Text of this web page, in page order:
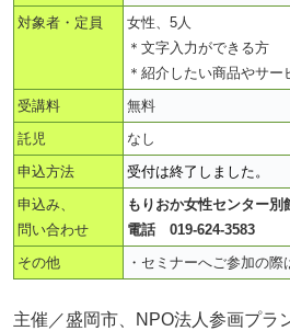
対象者・定員
女性、5人
＊文字入力ができる方
＊紹介したい商品やサ
受講料
無料
託児
なし
申込方法
受付は終了しました。
申込み、
問い合わせ
もりおか女性センター別
電話 019‐624-3583
その他
・セミナーへご参加の
主催／盛岡市、NPO法人参画プラ